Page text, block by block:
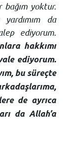
yoktur.
da
ediyorum.
hakkımı
ediyorum.
bu süreçte
de ayrıca
da Allah’a